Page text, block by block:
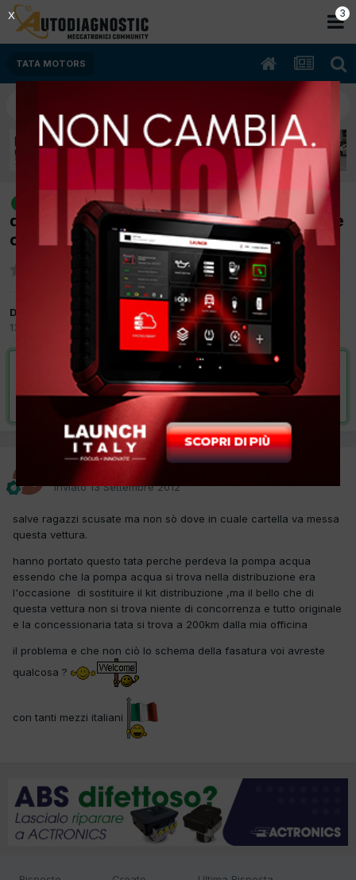
TATA MOTORS
[tata xenon 10/2009 2179cc 2.2l
dicoro5 103Kw Diesel] schema messa in fase
cinghia distribuzione
Da autofficina
13 Settembre 2012
TATA MOTORS
VAI ALLA SOLUZIONE
Risolta da autofficina,
autofficina
Inviato13 Settembre 2012
salve ragazzi scusate ma non sò dove in cuale cartella va messa
questa vettura.
hanno portato questo tata perche perdeva la pompa acqua
essendo che la pompa acqua si trova nella distribuzione era
l'occasione di sostituire il kit distribuzione ,ma il bello che di
questa vettura non si trova niente di concorrenza e tutto originale
e la concessionaria tata si trova a 200km dalla mia officina
il problema e che non ciò lo schema della fasatura voi avreste
qualcosa ?
con tanti mezzi italiani
2
X